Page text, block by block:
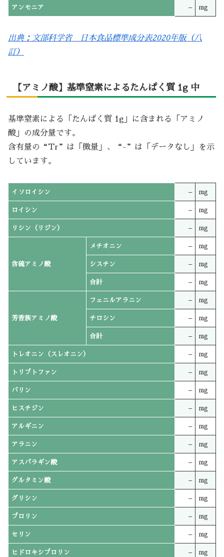
アンモニア – mg
出典：文部科学省 日本食品標準成分表2020年版（八
訂）
【アミノ酸】基準窒素によるたんぱく質 1g 中
基準窒素による「たんぱく質 1g」に含まれる「アミノ
酸」の成分量です。
含有量の“Tr”は「微量」、“-”は「データなし」を示
しています。
イソロイシン – mg
ロイシン – mg
リシン（リジン） – mg
含硫アミノ酸
メチオニン – mg
シスチン – mg
合計 – mg
芳香族アミノ酸
フェニルアラニン – mg
チロシン – mg
合計 – mg
トレオニン（スレオニン） – mg
トリプトファン – mg
バリン – mg
ヒスチジン – mg
アルギニン – mg
アラニン – mg
アスパラギン酸 – mg
グルタミン酸 – mg
グリシン – mg
プロリン – mg
セリン – mg
ヒドロキシプロリン – mg